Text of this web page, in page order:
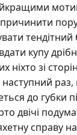
тендітний
купу
ніхто зі
раз,
до губки
двічі
справу на